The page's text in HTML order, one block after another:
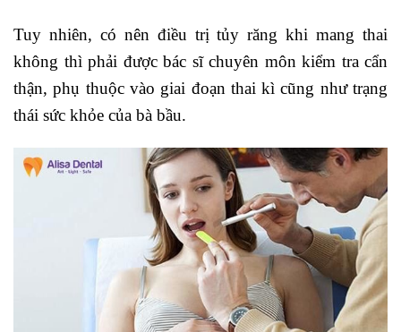
Tuy nhiên, có nên điều trị tủy răng khi mang thai
không thì phải được bác sĩ chuyên môn kiểm tra cẩn
thận, phụ thuộc vào giai đoạn thai kì cũng như trạng
thái sức khỏe của bà bầu.